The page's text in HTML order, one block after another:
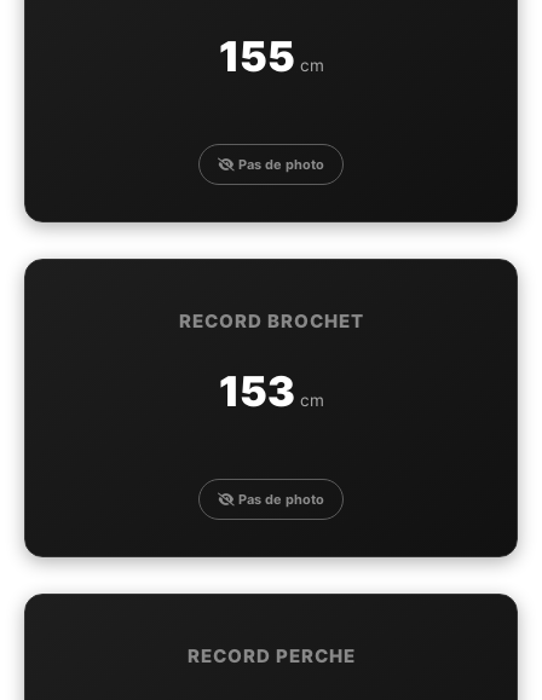
155 cm
Pas de photo
RECORD BROCHET
153 cm
Pas de photo
RECORD PERCHE